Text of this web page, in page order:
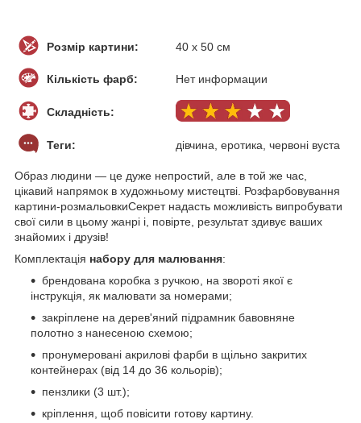
Розмір картини: 40 х 50 см
Кількість фарб: Нет информации
Складність:
Теги: дівчина, еротика, червоні вуста
Образ людини — це дуже непростий, але в той же час,
цікавий напрямок в художньому мистецтві. Розфарбовування
картини-розмальовкиСекрет надасть можливість випробувати
свої сили в цьому жанрі і, повірте, результат здивує ваших
знайомих і друзів!
Комплектація набору для малювання:
брендована коробка з ручкою, на звороті якої є
інструкція, як малювати за номерами;
закріплене на дерев'яний підрамник бавовняне
полотно з нанесеною схемою;
пронумеровані акрилові фарби в щільно закритих
контейнерах (від 14 до 36 кольорів);
пензлики (3 шт.);
кріплення, щоб повісити готову картину.